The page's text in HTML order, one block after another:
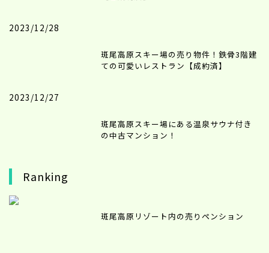
2023/12/28
斑尾高原スキー場の売り物件！鉄骨3階建
ての可愛いレストラン【成約済】
2023/12/27
斑尾高原スキー場にある温泉サウナ付き
の中古マンション！
Ranking
斑尾高原リゾート内の売りペンション